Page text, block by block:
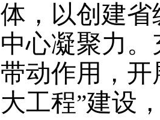
体，以创建
中心凝聚力
带动作用，开
大工程”建设